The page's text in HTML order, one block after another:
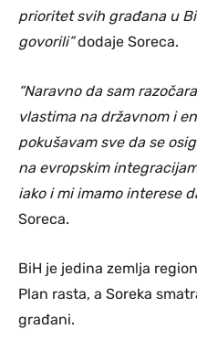
prioritet svih građana u
govorili”dodaje Soreca.
“Naravno da sam
vlastima na državnom i
pokušavam sve da se
na evropskim
iako i mi imamo interese
Soreca.
BiH je jedina zemlja
Plan rasta, a Soreka
građani.